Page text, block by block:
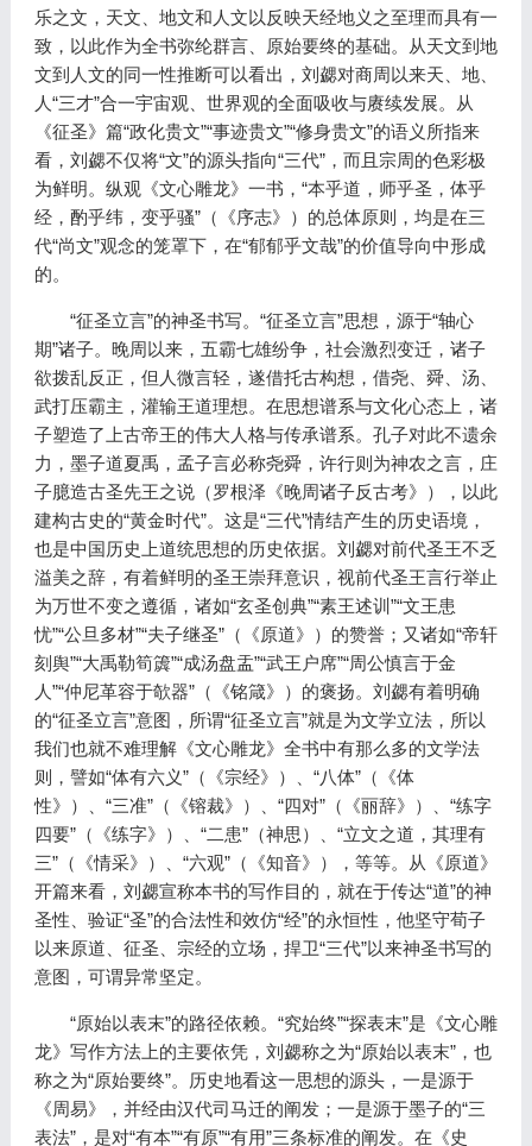
乐之文，天文、地文和人文以反映天经地义之至理而具有一
致，以此作为全书弥纶群言、原始要终的基础。从天文到地
文到人文的同一性推断可以看出，刘勰对商周以来天、地、
人“三才”合一宇宙观、世界观的全面吸收与赓续发展。从
《征圣》篇“政化贵文”“事迹贵文”“修身贵文”的语义所指来
看，刘勰不仅将“文”的源头指向“三代”，而且宗周的色彩极
为鲜明。纵观《文心雕龙》一书，“本乎道，师乎圣，体乎
经，酌乎纬，变乎骚”（《序志》）的总体原则，均是在三
代“尚文”观念的笼罩下，在“郁郁乎文哉”的价值导向中形成
的。
“征圣立言”的神圣书写。“征圣立言”思想，源于“轴心
期”诸子。晚周以来，五霸七雄纷争，社会激烈变迁，诸子
欲拨乱反正，但人微言轻，遂借托古构想，借尧、舜、汤、
武打压霸主，灌输王道理想。在思想谱系与文化心态上，诸
子塑造了上古帝王的伟大人格与传承谱系。孔子对此不遗余
力，墨子道夏禹，孟子言必称尧舜，许行则为神农之言，庄
子臆造古圣先王之说（罗根泽《晚周诸子反古考》），以此
建构古史的“黄金时代”。这是“三代”情结产生的历史语境，
也是中国历史上道统思想的历史依据。刘勰对前代圣王不乏
溢美之辞，有着鲜明的圣王崇拜意识，视前代圣王言行举止
为万世不变之遵循，诸如“玄圣创典”“素王述训”“文王患
忧”“公旦多材”“夫子继圣”（《原道》）的赞誉；又诸如“帝轩
刻舆”“大禹勒筍簴”“成汤盘盂”“武王户席”“周公慎言于金
人”“仲尼革容于欹器”（《铭箴》）的褒扬。刘勰有着明确
的“征圣立言”意图，所谓“征圣立言”就是为文学立法，所以
我们也就不难理解《文心雕龙》全书中有那么多的文学法
则，譬如“体有六义”（《宗经》）、“八体”（《体
性》）、“三准”（《镕裁》）、“四对”（《丽辞》）、“练字
四要”（《练字》）、“二患”（神思）、“立文之道，其理有
三”（《情采》）、“六观”（《知音》），等等。从《原道》
开篇来看，刘勰宣称本书的写作目的，就在于传达“道”的神
圣性、验证“圣”的合法性和效仿“经”的永恒性，他坚守荀子
以来原道、征圣、宗经的立场，捍卫“三代”以来神圣书写的
意图，可谓异常坚定。
“原始以表末”的路径依赖。“究始终”“探表末”是《文心雕
龙》写作方法上的主要依凭，刘勰称之为“原始以表末”，也
称之为“原始要终”。历史地看这一思想的源头，一是源于
《周易》，并经由汉代司马迁的阐发；一是源于墨子的“三
表法”，是对“有本”“有原”“有用”三条标准的阐发。在《史